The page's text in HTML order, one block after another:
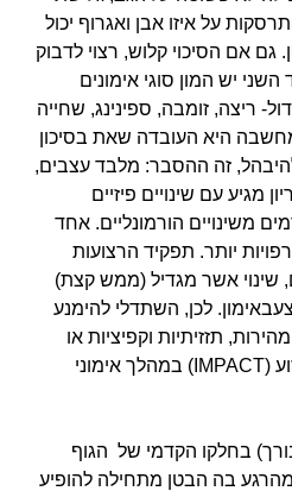
על איזו אבן ואגרוף יכול
אם הסיכוי קלוש, רצוי לדבוק
יש המון סוגי אימונים
ריצה, זומבה, ספינינג, שחייה
היא העובדה שאת בסיכון
זה ההסבר: מלבד עצבים,
מגיע עם שינויים פיזיים
משינויים הורמונליים. אחד
יותר. תפקיד הרצועות
שינוי אשר מגדיל (ממש קצת)
לכן, השתדלי להימנע
תזזיתיות וקפיציות או
תנועות שגורמות לזעזוע (IMPACT) במהלך אימוני
בחלקו הקדמי של הגוף
בה הבטן מתחילה להופיע